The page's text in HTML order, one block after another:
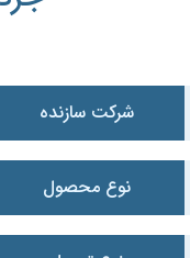
شرکت سازنده
نوع محصول